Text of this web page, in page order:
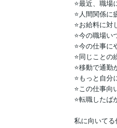
⭐️最近、職
⭐️人間関係に
⭐️お給料に対
⭐️今の職場い
⭐️今の仕事
⭐️同じこと
⭐️移動で通勤
⭐️もっと自分
⭐️この仕事向
⭐️転職した
私に向いて